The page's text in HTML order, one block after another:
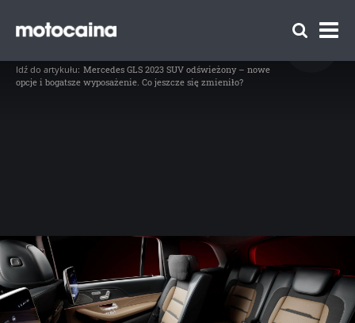
Mercedes GLS 2023 po liftingu – galeria
producenta - zdjęcie 25
Idź do artykułu: Mercedes GLS 2023 SUV odświeżony – nowe
opcje i bogatsze wyposażenie. Co jeszcze się zmieniło?
Polityka prywatności
Reklama